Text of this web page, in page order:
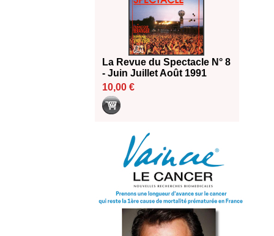
La Revue du Spectacle N° 8
- Juin Juillet Août 1991
10,00 €